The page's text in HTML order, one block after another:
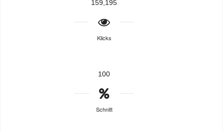
159,195
Klicks
100
Schnitt